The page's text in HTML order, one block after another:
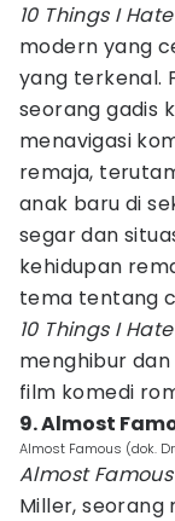
10 Things I
modern yang
yang terkenal.
seorang gadis
menavigasi
remaja,
anak baru di
segar dan
kehidupan
tema tentang
10 Things I
menghibur
film komedi
9. Almost
Almost Famous (dok.
Almost Famous
Miller, seorang